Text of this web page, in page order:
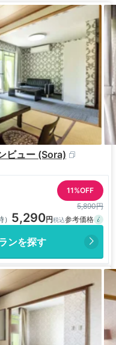
ビュー (Sora)
11%OFF
5,890円
5,290
ンを探す